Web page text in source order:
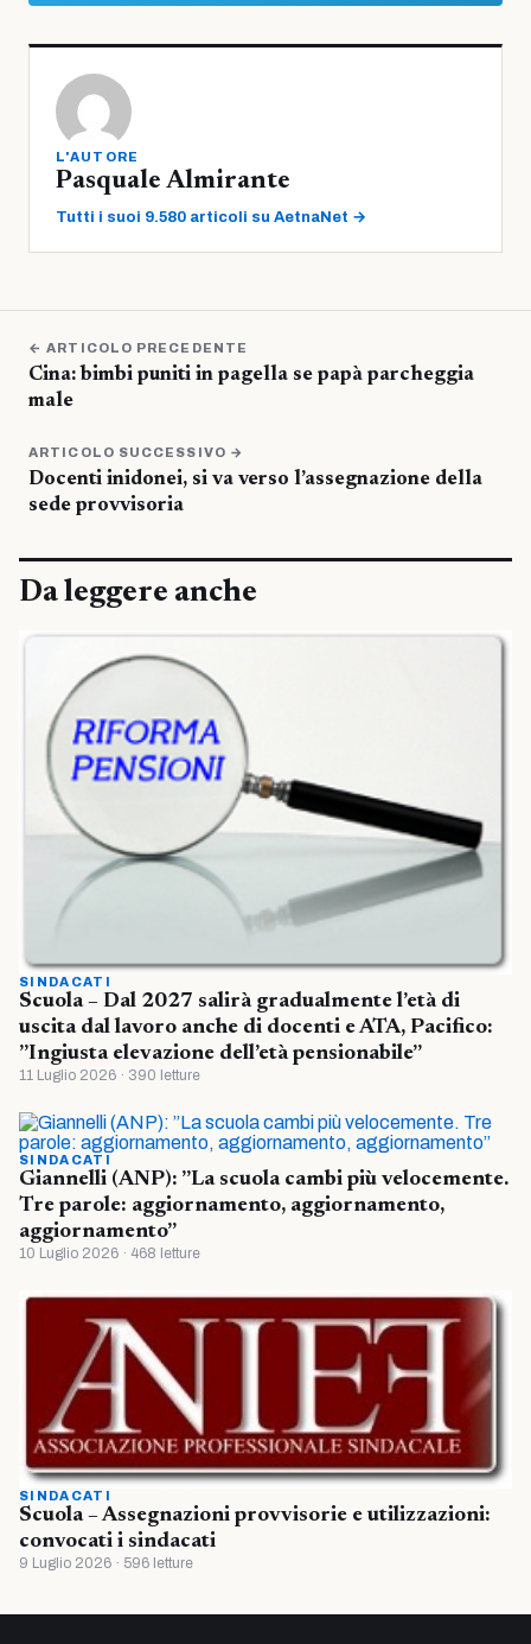
L'AUTORE
Pasquale Almirante
Tutti i suoi 9.580 articoli su AetnaNet →
← ARTICOLO PRECEDENTE
Cina: bimbi puniti in pagella se papà parcheggia
male
ARTICOLO SUCCESSIVO →
Docenti inidonei, si va verso l’assegnazione della
sede provvisoria
Da leggere anche
SINDACATI
Scuola – Dal 2027 salirà gradualmente l’età di
uscita dal lavoro anche di docenti e ATA, Pacifico:
”Ingiusta elevazione dell’età pensionabile”
11 Luglio 2026 · 390 letture
SINDACATI
Giannelli (ANP): ”La scuola cambi più velocemente.
Tre parole: aggiornamento, aggiornamento,
aggiornamento”
10 Luglio 2026 · 468 letture
SINDACATI
Scuola – Assegnazioni provvisorie e utilizzazioni:
convocati i sindacati
9 Luglio 2026 · 596 letture